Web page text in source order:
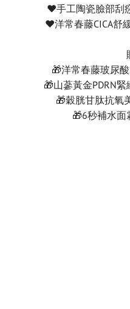
♥️手工陶瓷臉部刮
♥️洋常春藤CICA舒
🎁洋常春藤玻尿酸
🎁山蔘黃金PDRN緊
🎁穀胱甘肽抗氧
🎁6秒補水面